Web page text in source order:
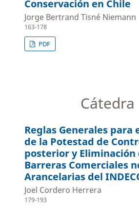
Conservación en Chile
Jorge Bertrand Tisné Niemann
163-178
PDF
Cátedra
Reglas Generales para
de la Potestad de
posterior y Eliminación
Barreras Comerciales
Arancelarias del
Joel Cordero Herrera
179-193